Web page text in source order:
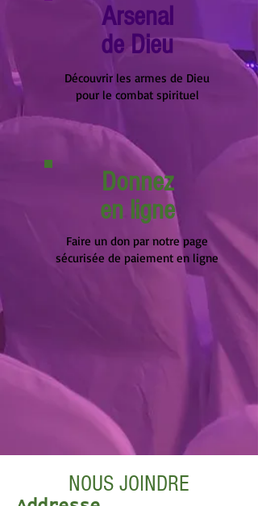
Arsenal
de Dieu
Découvrir les armes de Dieu
pour le combat spirituel
Donnez
en ligne
Faire un don par notre page
sécurisée de paiement en ligne
NOUS JOINDRE